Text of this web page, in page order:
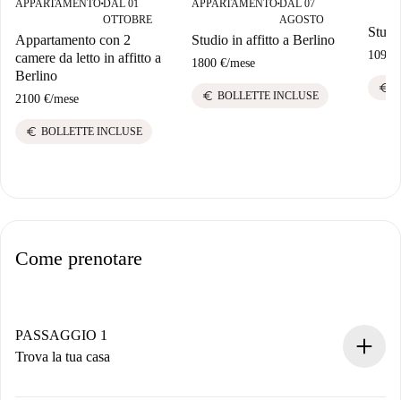
APPARTAMENTO■DAL 01
OTTOBRE
Appartamento con 2
camere da letto in affitto a
Berlino
2100 €/mese
euro BOLLETTE INCLUSE
APPARTAMENTO■DAL 07
AGOSTO
Studio in affitto a Berlino
1800 €/mese
euro BOLLETTE INCLUSE
1090
euro
Come prenotare
PASSAGGIO 1
Trova la tua casa